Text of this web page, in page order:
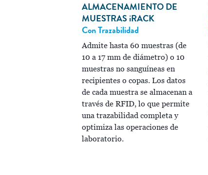
ALMACENAMIENTO DE
MUESTRAS iRACK
Con Trazabilidad
Admite hasta 60 muestras (de
10 a 17 mm de diámetro) o 10
muestras no sanguíneas en
recipientes o copas. Los datos
de cada muestra se almacenan a
través de RFID, lo que permite
una trazabilidad completa y
optimiza las operaciones de
laboratorio.